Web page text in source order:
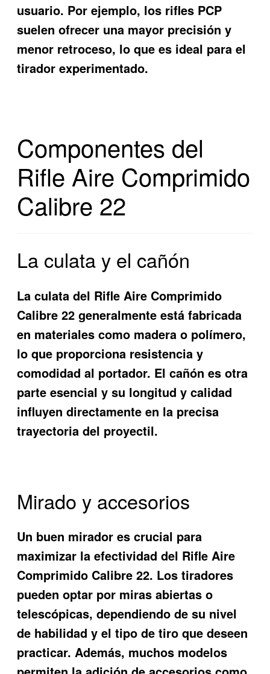
usuario. Por ejemplo, los rifles PCP
suelen ofrecer una mayor precisión y
menor retroceso, lo que es ideal para el
tirador experimentado.
Componentes del
Rifle Aire Comprimido
Calibre 22
La culata y el cañón
La culata del Rifle Aire Comprimido
Calibre 22 generalmente está fabricada
en materiales como madera o polímero,
lo que proporciona resistencia y
comodidad al portador. El cañón es otra
parte esencial y su longitud y calidad
influyen directamente en la precisa
trayectoria del proyectil.
Mirado y accesorios
Un buen mirador es crucial para
maximizar la efectividad del Rifle Aire
Comprimido Calibre 22. Los tiradores
pueden optar por miras abiertas o
telescópicas, dependiendo de su nivel
de habilidad y el tipo de tiro que deseen
practicar. Además, muchos modelos